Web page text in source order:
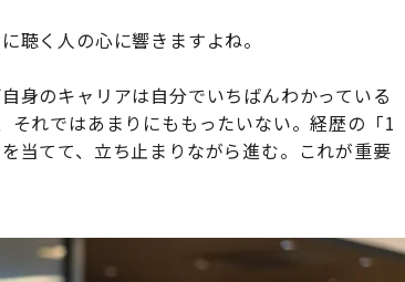
聴く人の心に響きますよね。
身のキャリアは自分でいちばんわかっている
れではあまりにももったいない。経歴の「1
当てて、立ち止まりながら進む。これが重要